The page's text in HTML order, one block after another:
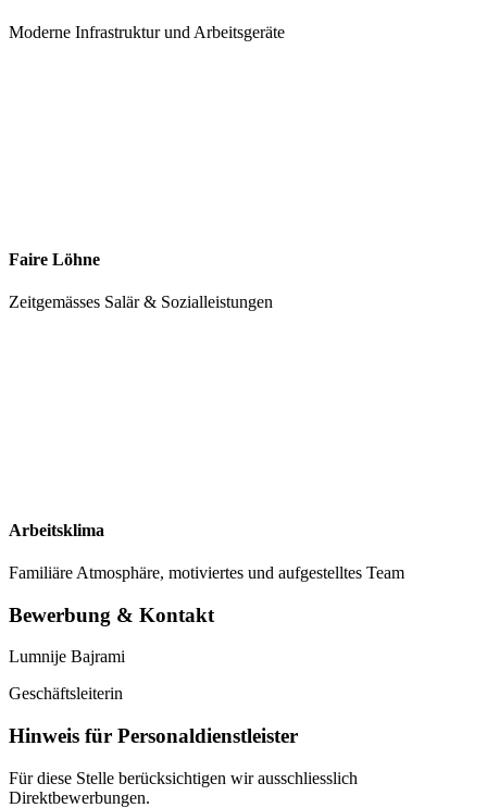
Moderne Infrastruktur und Arbeitsgeräte
Faire Löhne
Zeitgemässes Salär & Sozialleistungen
Arbeitsklima
Familiäre Atmosphäre, motiviertes und aufgestelltes Team
Bewerbung & Kontakt
Lumnije Bajrami
Geschäftsleiterin
Hinweis für Personaldienstleister
Für diese Stelle berücksichtigen wir ausschliesslich
Direktbewerbungen.